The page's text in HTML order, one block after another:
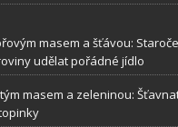
masem a šťávou:
udělat pořádné jídlo
masem a zeleninou: